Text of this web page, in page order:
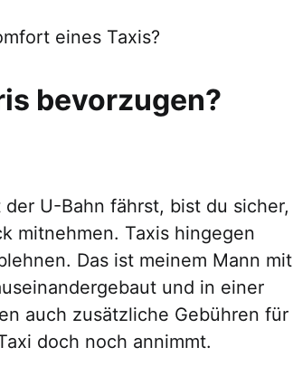
eines Taxis?
bevorzugen?
U-Bahn fährst, bist du sicher,
mitnehmen. Taxis hingegen
Das ist meinem Mann mit
und in einer
auch zusätzliche Gebühren für
doch noch annimmt.